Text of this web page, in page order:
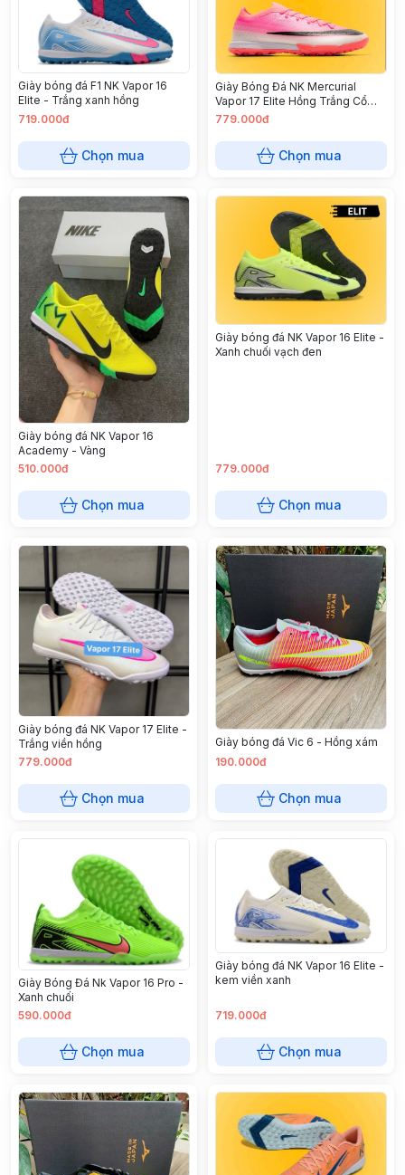
Giày bóng đá F1 NK Vapor 16
Elite - Trắng xanh hồng
719.000đ
Chọn mua
Giày Bóng Đá NK Mercurial
Vapor 17 Elite Hồng Trắng Cổ
Lửng TF
779.000đ
Chọn mua
Giày bóng đá NK Vapor 16
Academy - Vàng
510.000đ
Chọn mua
Giày bóng đá NK Vapor 16 Elite -
Xanh chuối vạch đen
779.000đ
Chọn mua
Giày bóng đá NK Vapor 17 Elite -
Trắng viền hồng
779.000đ
Chọn mua
Giày bóng đá Vic 6 - Hồng xám
190.000đ
Chọn mua
Giày Bóng Đá Nk Vapor 16 Pro -
Xanh chuối
590.000đ
Chọn mua
Giày bóng đá NK Vapor 16 Elite -
kem viền xanh
719.000đ
Chọn mua